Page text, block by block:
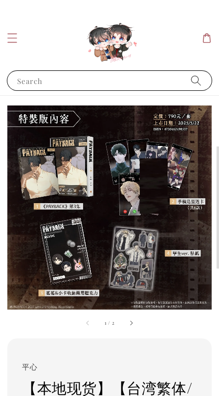
Search
1 / 2
平心
【本地现货】【台湾繁体/